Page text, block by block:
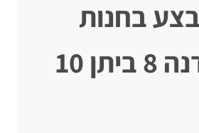
בחנות
רח' הסדנה 8 ביתן 10